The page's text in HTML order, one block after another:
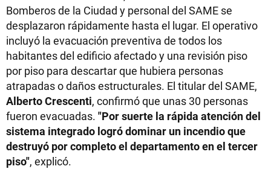
Bomberos de la Ciudad y personal del SAME se
desplazaron rápidamente hasta el lugar. El operativo
incluyó la evacuación preventiva de todos los
habitantes del edificio afectado y una revisión piso
por piso para descartar que hubiera personas
atrapadas o daños estructurales. El titular del SAME,
Alberto Crescenti, confirmó que unas 30 personas
fueron evacuadas. "Por suerte la rápida atención del
sistema integrado logró dominar un incendio que
destruyó por completo el departamento en el tercer
piso", explicó.